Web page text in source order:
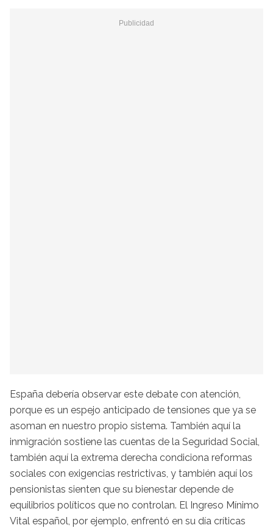
España debería observar este debate con atención,
porque es un espejo anticipado de tensiones que ya se
asoman en nuestro propio sistema. También aquí la
inmigración sostiene las cuentas de la Seguridad Social,
también aquí la extrema derecha condiciona reformas
sociales con exigencias restrictivas, y también aquí los
pensionistas sienten que su bienestar depende de
equilibrios políticos que no controlan. El Ingreso Mínimo
Vital español, por ejemplo, enfrentó en su día críticas